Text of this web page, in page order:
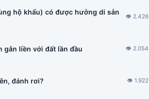
hộ khẩu) có được hưởng di sản
👁 2.426
gắn liền với đất lần đầu 👁 2.054
đánh rơi? 👁 1.922